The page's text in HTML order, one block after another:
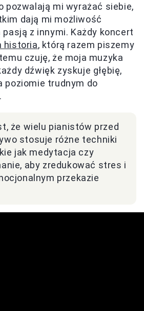
pozwalają mi wyrażać siebie,
dają mi możliwość
z innymi. Każdy koncert
historia, którą razem piszemy
czuję, że moja muzyka
dźwięk zyskuje głębię,
poziomie trudnym do
że wielu pianistów przed
stosuje różne techniki
jak medytacja czy
aby zredukować stres i
przekazie